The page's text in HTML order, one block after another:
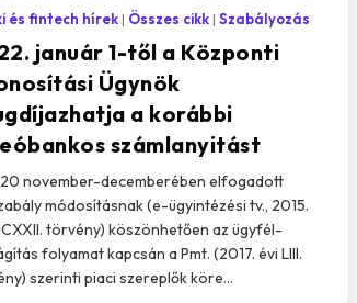
január 1-től a Központi
Ügynök
a korábbi
számlanyitást
és fintech hírek Összes cikk Szabályozás
november-decemberében elfogadott
módosításnak (e-ügyintézési tv., 2015.
törvény) köszönhetően az ügyfél-
folyamat kapcsán a Pmt. (2017. évi LIII.
szerinti piaci szereplők köre...